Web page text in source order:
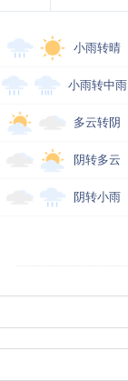
小雨转晴
小雨转中雨
多云转阴
阴转多云
阴转小雨